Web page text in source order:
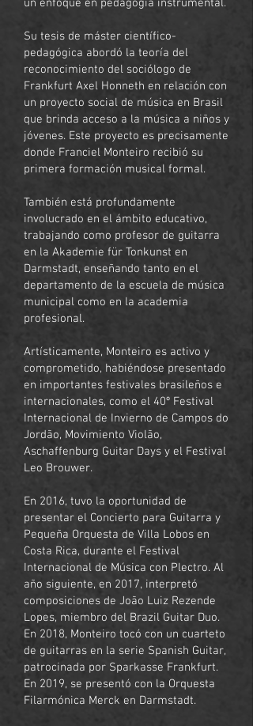
un enfoque en pedagogía instrumental.
Su tesis de máster científico-
pedagógica abordó la teoría del
reconocimiento del sociólogo de
Frankfurt Axel Honneth en relación con
un proyecto social de música en Brasil
que brinda acceso a la música a niños y
jóvenes. Este proyecto es precisamente
donde Franciel Monteiro recibió su
primera formación musical formal.
También está profundamente
involucrado en el ámbito educativo,
trabajando como profesor de guitarra
en la Akademie für Tonkunst en
Darmstadt, enseñando tanto en el
departamento de la escuela de música
municipal como en la academia
profesional.
Artísticamente, Monteiro es activo y
comprometido, habiéndose presentado
en importantes festivales brasileños e
internacionales, como el 40º Festival
Internacional de Invierno de Campos do
Jordão, Movimiento Violão,
Aschaffenburg Guitar Days y el Festival
Leo Brouwer.
En 2016, tuvo la oportunidad de
presentar el Concierto para Guitarra y
Pequeña Orquesta de Villa Lobos en
Costa Rica, durante el Festival
Internacional de Música con Plectro. Al
año siguiente, en 2017, interpretó
composiciones de João Luiz Rezende
Lopes, miembro del Brazil Guitar Duo.
En 2018, Monteiro tocó con un cuarteto
de guitarras en la serie Spanish Guitar,
patrocinada por Sparkasse Frankfurt.
En 2019, se presentó con la Orquesta
Filarmónica Merck en Darmstadt.